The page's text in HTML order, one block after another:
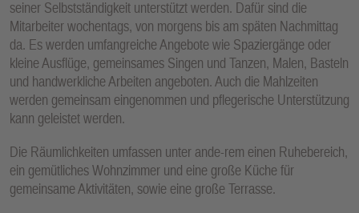
seiner Selbstständigkeit unterstützt werden. Dafür sind die
Mitarbeiter wochentags, von morgens bis am späten Nachmittag
da. Es werden umfangreiche Angebote wie Spaziergänge oder
kleine Ausflüge, gemeinsames Singen und Tanzen, Malen, Basteln
und handwerkliche Arbeiten angeboten. Auch die Mahlzeiten
werden gemeinsam eingenommen und pflegerische Unterstützung
kann geleistet werden.
Die Räumlichkeiten umfassen unter ande-rem einen Ruhebereich,
ein gemütliches Wohnzimmer und eine große Küche für
gemeinsame Aktivitäten, sowie eine große Terrasse.
O
N
E
N